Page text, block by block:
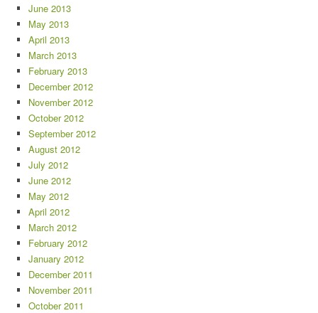
June 2013
May 2013
April 2013
March 2013
February 2013
December 2012
November 2012
October 2012
September 2012
August 2012
July 2012
June 2012
May 2012
April 2012
March 2012
February 2012
January 2012
December 2011
November 2011
October 2011